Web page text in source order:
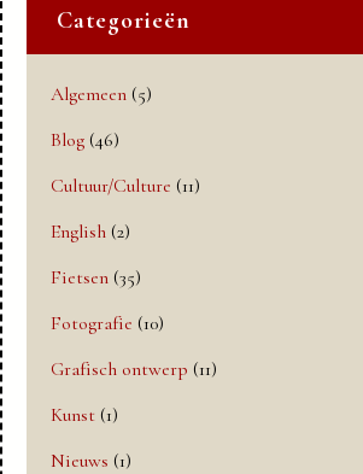
Categorieën
Algemeen (5)
Blog (46)
Cultuur/Culture (11)
English (2)
Fietsen (35)
Fotografie (10)
Grafisch ontwerp (11)
Kunst (1)
Nieuws (1)